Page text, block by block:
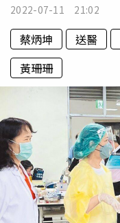
2022-07-11 21:02
蔡炳坤 送醫
黃珊珊